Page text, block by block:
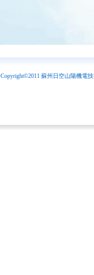
Copyright©2011 蘇州日空山陽機電